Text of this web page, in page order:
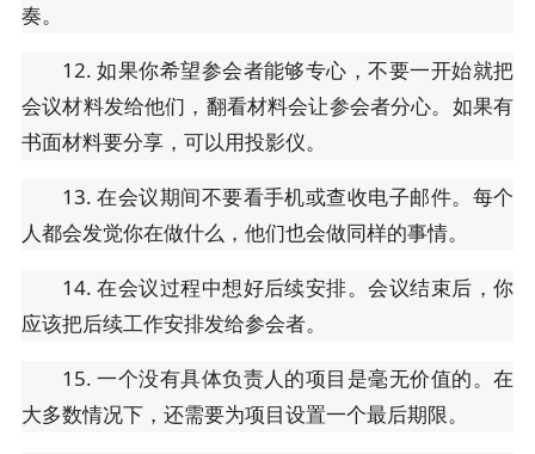
奏。
12. 如果你希望参会者能够专心，不要一开始就把
会议材料发给他们，翻看材料会让参会者分心。如果有
书面材料要分享，可以用投影仪。
13. 在会议期间不要看手机或查收电子邮件。每个
人都会发觉你在做什么，他们也会做同样的事情。
14. 在会议过程中想好后续安排。会议结束后，你
应该把后续工作安排发给参会者。
15. 一个没有具体负责人的项目是毫无价值的。在
大多数情况下，还需要为项目设置一个最后期限。